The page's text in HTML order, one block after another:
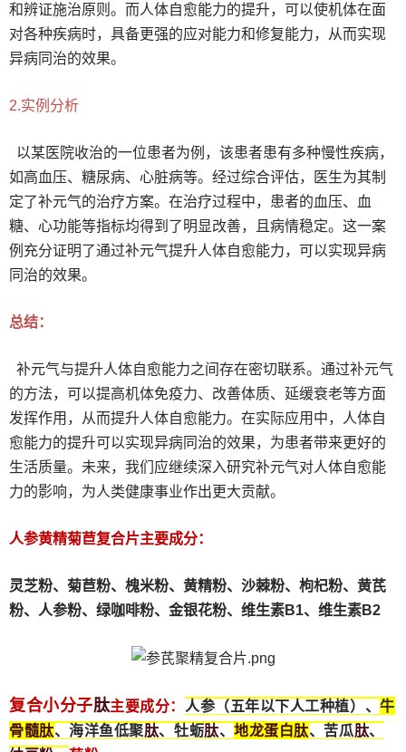
和辨证施治原则。而人体自愈能力的提升，可以使机体在面
对各种疾病时，具备更强的应对能力和修复能力，从而实现
异病同治的效果。
2.实例分析
以某医院收治的一位患者为例，该患者患有多种慢性疾病，
如高血压、糖尿病、心脏病等。经过综合评估，医生为其制
定了补元气的治疗方案。在治疗过程中，患者的血压、血
糖、心功能等指标均得到了明显改善，且病情稳定。这一案
例充分证明了通过补元气提升人体自愈能力，可以实现异病
同治的效果。
总结：
补元气与提升人体自愈能力之间存在密切联系。通过补元气
的方法，可以提高机体免疫力、改善体质、延缓衰老等方面
发挥作用，从而提升人体自愈能力。在实际应用中，人体自
愈能力的提升可以实现异病同治的效果，为患者带来更好的
生活质量。未来，我们应继续深入研究补元气对人体自愈能
力的影响，为人类健康事业作出更大贡献。
人参黄精菊苣复合片主要成分：
灵芝粉、 菊苣粉、 槐米粉、 黄精粉、沙棘粉、枸杞粉、黄芪
粉、人参粉、绿咖啡粉、金银花粉、维生素B1、维生素B2
复合小分子肽主要成分： 人参（五年以下人工种植）、牛
骨髓肽、海洋鱼低聚肽、牡蛎肽、地龙蛋白肽、苦瓜肽、